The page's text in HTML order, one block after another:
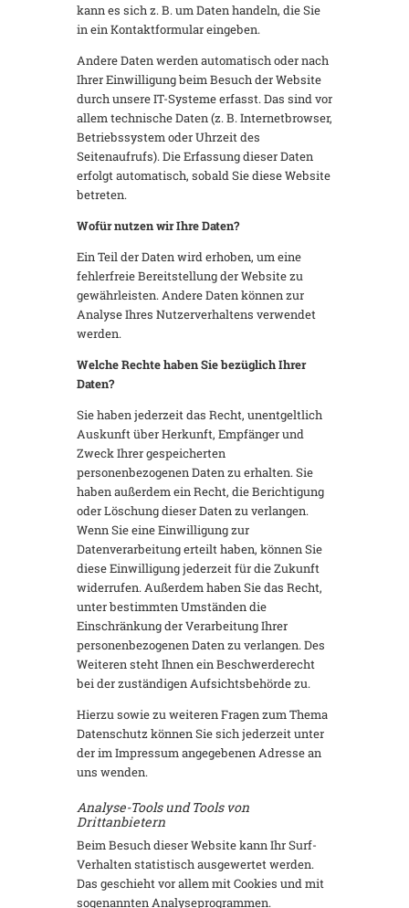
kann es sich z. B. um Daten handeln, die Sie
in ein Kontaktformular eingeben.
Andere Daten werden automatisch oder nach
Ihrer Einwilligung beim Besuch der Website
durch unsere IT-Systeme erfasst. Das sind vor
allem technische Daten (z. B. Internetbrowser,
Betriebssystem oder Uhrzeit des
Seitenaufrufs). Die Erfassung dieser Daten
erfolgt automatisch, sobald Sie diese Website
betreten.
Wofür nutzen wir Ihre Daten?
Ein Teil der Daten wird erhoben, um eine
fehlerfreie Bereitstellung der Website zu
gewährleisten. Andere Daten können zur
Analyse Ihres Nutzerverhaltens verwendet
werden.
Welche Rechte haben Sie bezüglich Ihrer
Daten?
Sie haben jederzeit das Recht, unentgeltlich
Auskunft über Herkunft, Empfänger und
Zweck Ihrer gespeicherten
personenbezogenen Daten zu erhalten. Sie
haben außerdem ein Recht, die Berichtigung
oder Löschung dieser Daten zu verlangen.
Wenn Sie eine Einwilligung zur
Datenverarbeitung erteilt haben, können Sie
diese Einwilligung jederzeit für die Zukunft
widerrufen. Außerdem haben Sie das Recht,
unter bestimmten Umständen die
Einschränkung der Verarbeitung Ihrer
personenbezogenen Daten zu verlangen. Des
Weiteren steht Ihnen ein Beschwerderecht
bei der zuständigen Aufsichtsbehörde zu.
Hierzu sowie zu weiteren Fragen zum Thema
Datenschutz können Sie sich jederzeit unter
der im Impressum angegebenen Adresse an
uns wenden.
Analyse-Tools und Tools von
Drittanbietern
Beim Besuch dieser Website kann Ihr Surf-
Verhalten statistisch ausgewertet werden.
Das geschieht vor allem mit Cookies und mit
sogenannten Analyseprogrammen.